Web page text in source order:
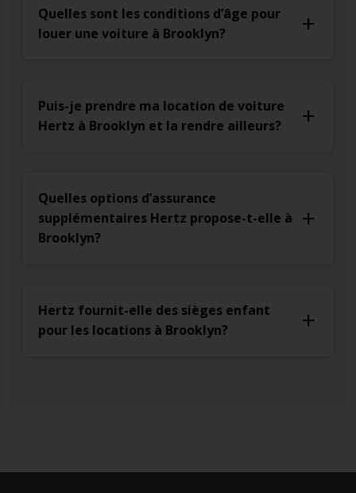
Quelles sont les conditions d’âge pour
louer une voiture à Brooklyn?
Puis-je prendre ma location de voiture
Hertz à Brooklyn et la rendre ailleurs?
Quelles options d’assurance
supplémentaires Hertz propose-t-elle à
Brooklyn?
Hertz fournit-elle des sièges enfant
pour les locations à Brooklyn?